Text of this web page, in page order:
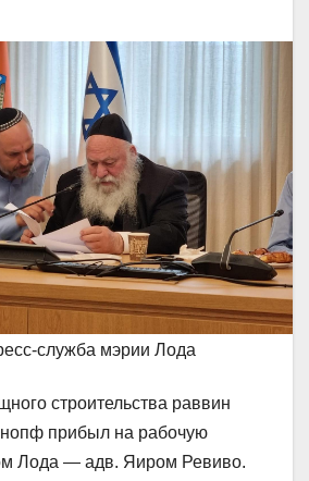
служба мэрии Лода
строительства раввин
прибыл на рабочую
Лода — адв. Яиром Ревиво.